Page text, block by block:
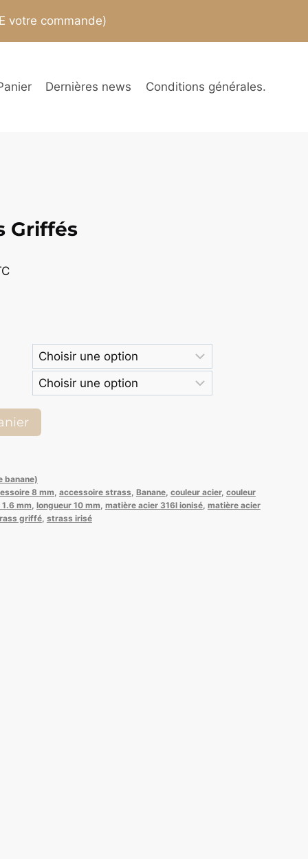
votre commande)
Dernières news Conditions générales.
Griffés
banane)
8 mm accessoire strass Banane, couleur acier, couleur
mm longueur 10 mm matière acier 316l ionisé, matière acier
griffé, strass irisé